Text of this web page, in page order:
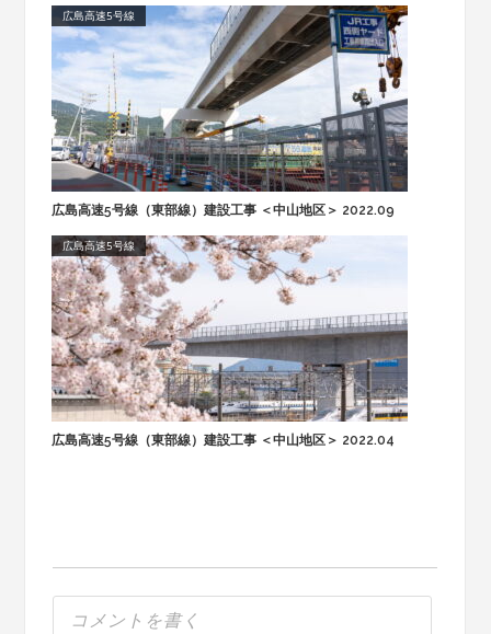
広島高速5号線
広島高速5号線（東部線）建設工事 ＜中山地区＞ 2022.09
広島高速5号線
広島高速5号線（東部線）建設工事 ＜中山地区＞ 2022.04